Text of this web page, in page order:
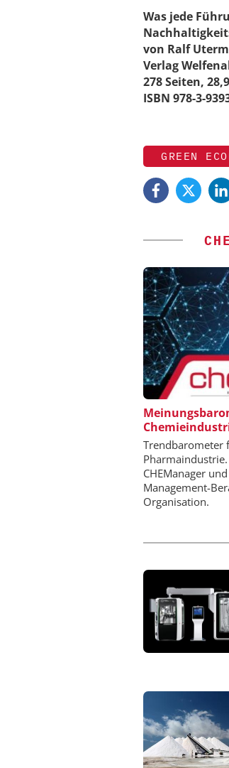
Was jede
von Ralf
Verlag
278 Seiten,
ISBN 978-3-
GREEN
Trendbarometer
CHEManager
Management-
Organisation.
DIPL.-